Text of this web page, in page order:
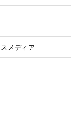
メディア